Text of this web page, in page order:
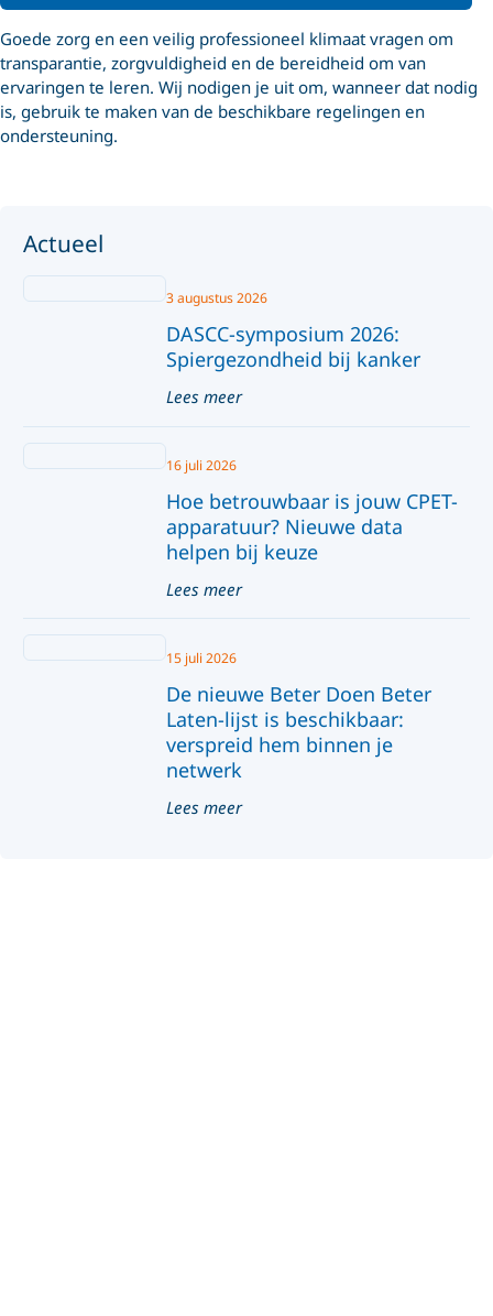
Goede zorg en een veilig professioneel klimaat vragen om
transparantie, zorgvuldigheid en de bereidheid om van
ervaringen te leren. Wij nodigen je uit om, wanneer dat nodig
is, gebruik te maken van de beschikbare regelingen en
ondersteuning.
Actueel
DASCC-symposium 2026:
Spiergezondheid bij kanker
3 augustus 2026
Lees meer
Hoe betrouwbaar is jouw CPET-
apparatuur? Nieuwe data
helpen bij keuze
16 juli 2026
Lees meer
De nieuwe Beter Doen Beter
Laten-lijst is beschikbaar:
verspreid hem binnen je
netwerk
15 juli 2026
Lees meer